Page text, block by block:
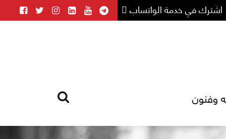
اشترك في خدمة الواتساب
وفنون